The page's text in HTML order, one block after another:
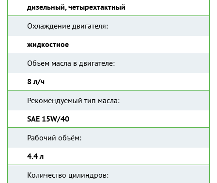
дизельный, четырехтактный
Охлаждение двигателя:
жидкостное
Объем масла в двигателе:
8 л/ч
Рекомендуемый тип масла:
SAE 15W/40
Рабочий объём:
4.4 л
Количество цилиндров: